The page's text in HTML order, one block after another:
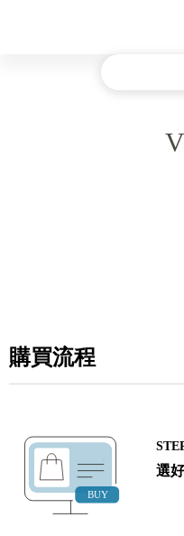
購買流程
選